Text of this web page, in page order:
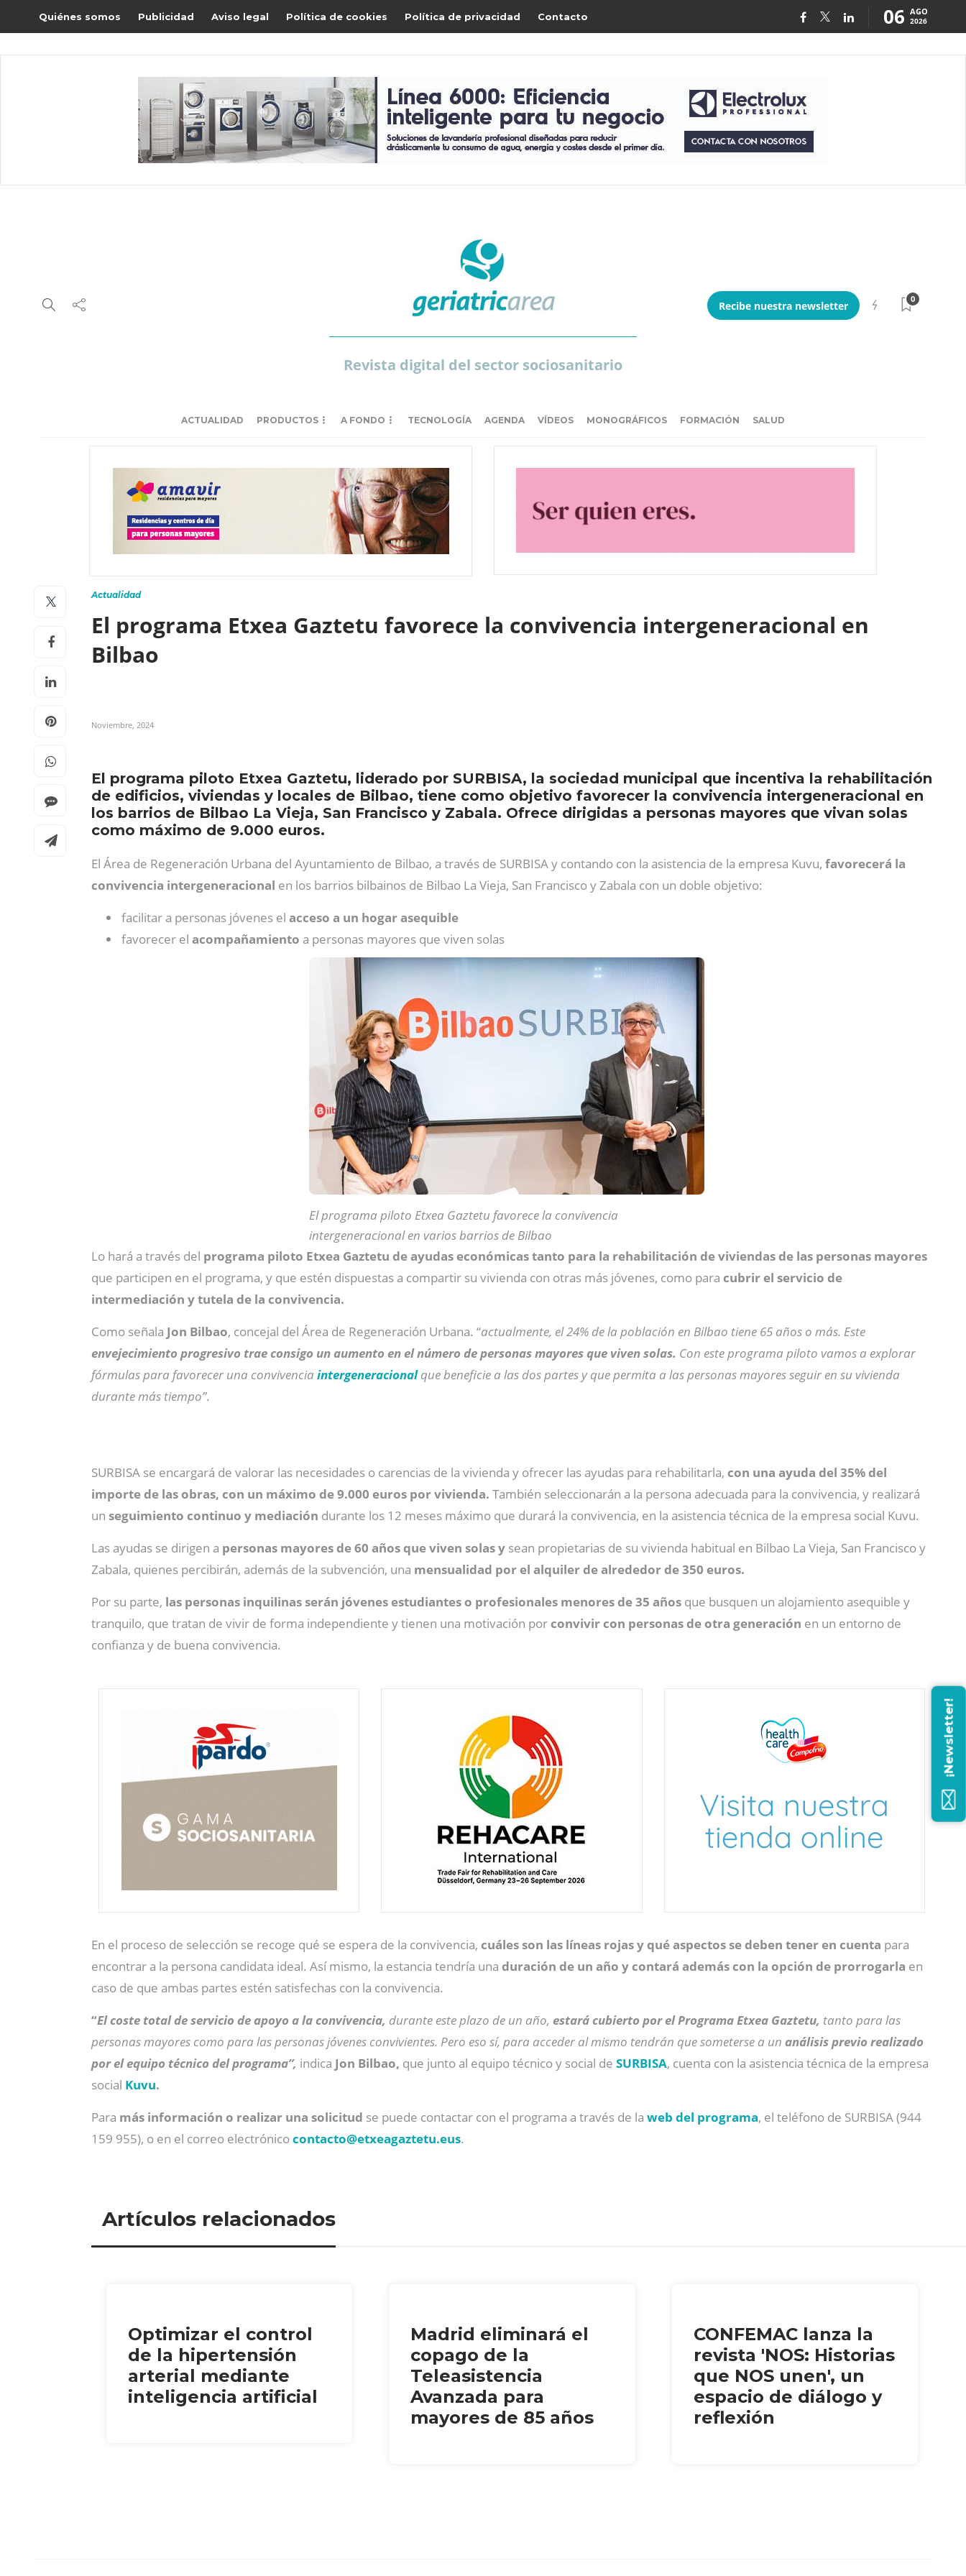
Quiénes somos Publicidad Aviso legal Política de cookies Política de privacidad Contacto 06 AGO
2026
Revista digital del sector sociosanitario
Recibe nuestra newsletter
0
ACTUALIDAD PRODUCTOS A FONDO TECNOLOGÍA AGENDA VÍDEOS MONOGRÁFICOS FORMACIÓN SALUD
Actualidad
El programa Etxea Gaztetu favorece la convivencia intergeneracional en
Bilbao
Noviembre, 2024
El programa piloto Etxea Gaztetu, liderado por SURBISA, la sociedad municipal que incentiva la rehabilitación
de edificios, viviendas y locales de Bilbao, tiene como objetivo favorecer la convivencia intergeneracional en
los barrios de Bilbao La Vieja, San Francisco y Zabala. Ofrece dirigidas a personas mayores que vivan solas
como máximo de 9.000 euros.
El Área de Regeneración Urbana del Ayuntamiento de Bilbao, a través de SURBISA y contando con la asistencia de la empresa Kuvu, favorecerá la
convivencia intergeneracional en los barrios bilbainos de Bilbao La Vieja, San Francisco y Zabala con un doble objetivo:
facilitar a personas jóvenes el acceso a un hogar asequible
favorecer el acompañamiento a personas mayores que viven solas
El programa piloto Etxea Gaztetu favorece la convivencia
intergeneracional en varios barrios de Bilbao
Lo hará a través del programa piloto Etxea Gaztetu de ayudas económicas tanto para la rehabilitación de viviendas de las personas mayores
que participen en el programa, y que estén dispuestas a compartir su vivienda con otras más jóvenes, como para cubrir el servicio de
intermediación y tutela de la convivencia.
Como señala Jon Bilbao, concejal del Área de Regeneración Urbana. “actualmente, el 24% de la población en Bilbao tiene 65 años o más. Este
envejecimiento progresivo trae consigo un aumento en el número de personas mayores que viven solas. Con este programa piloto vamos a explorar
fórmulas para favorecer una convivencia intergeneracionalque beneficie a las dos partes y que permita a las personas mayores seguir en su vivienda
durante más tiempo”.
SURBISA se encargará de valorar las necesidades o carencias de la vivienda y ofrecer las ayudas para rehabilitarla, con una ayuda del 35% del
importe de las obras, con un máximo de 9.000 euros por vivienda. También seleccionarán a la persona adecuada para la convivencia, y realizará
un seguimiento continuo y mediación durante los 12 meses máximo que durará la convivencia, en la asistencia técnica de la empresa social Kuvu.
Las ayudas se dirigen a personas mayores de 60 años que viven solas y sean propietarias de su vivienda habitual en Bilbao La Vieja, San Francisco y
Zabala, quienes percibirán, además de la subvención, una mensualidad por el alquiler de alrededor de 350 euros.
Por su parte, las personas inquilinas serán jóvenes estudiantes o profesionales menores de 35 años que busquen un alojamiento asequible y
tranquilo, que tratan de vivir de forma independiente y tienen una motivación porconvivir con personas de otra generación en un entorno de
confianza y de buena convivencia.
En el proceso de selección se recoge qué se espera de la convivencia, cuáles son las líneas rojas y qué aspectos se deben tener en cuenta para
encontrar a la persona candidata ideal. Así mismo, la estancia tendría una duración de un año y contará además con la opción de prorrogarla en
caso de que ambas partes estén satisfechas con la convivencia.
“El coste total de servicio de apoyo a la convivencia, durante este plazo de un año, estará cubierto por el Programa Etxea Gaztetu, tanto para las
personas mayores como para las personas jóvenes convivientes. Pero eso sí, para acceder al mismo tendrán que someterse a un análisis previo realizado
por el equipo técnico del programa”, indica Jon Bilbao, que junto al equipo técnico y social de SURBISA, cuenta con la asistencia técnica de la empresa
social Kuvu.
Para más información o realizar una solicitud se puede contactar con el programa a través de la web del programa, el teléfono de SURBISA (944
159 955), o en el correo electrónicocontacto@etxeagaztetu.eus.
Artículos relacionados
Optimizar el control
de la hipertensión
arterial mediante
inteligencia artificial
Madrid eliminará el
copago de la
Teleasistencia
Avanzada para
mayores de 85 años
CONFEMAC lanza la
revista 'NOS: Historias
que NOS unen', un
espacio de diálogo y
reflexión
¡Newsletter!